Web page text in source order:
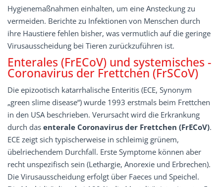
Hygienemaßnahmen einhalten, um eine Ansteckung zu
vermeiden. Berichte zu Infektionen von Menschen durch
ihre Haustiere fehlen bisher, was vermutlich auf die geringe
Virusausscheidung bei Tieren zurückzuführen ist.
Enterales (FrECoV) und systemisches ­
Coronavirus der Frettchen (FrSCoV)
Die epizootisch katarrhalische Enteritis (ECE, Synonym
„green slime disease“) wurde 1993 erstmals beim Frettchen
in den USA beschrieben. Verursacht wird die Erkrankung
durch das enterale Coronavirus der Frettchen (FrECoV).
ECE zeigt sich typischerweise in schleimig grünem,
übelriechendem Durchfall. Erste Symptome können aber
recht unspezifisch sein (Lethargie, Anorexie und Erbrechen).
Die Virusausscheidung erfolgt über Faeces und Speichel.